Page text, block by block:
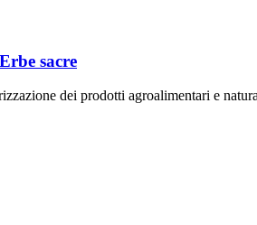
sacre
dei prodotti agroalimentari e